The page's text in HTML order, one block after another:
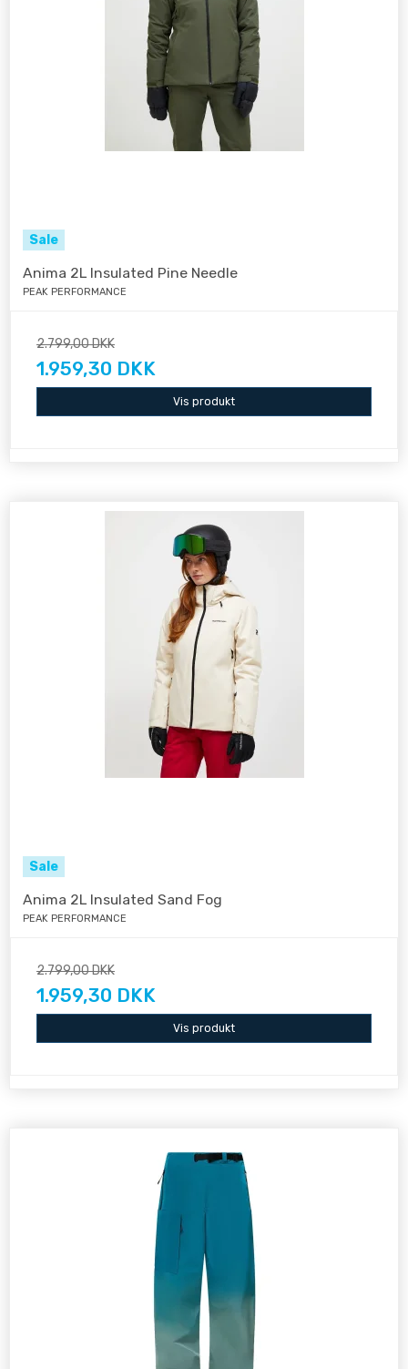
Sale
Anima 2L Insulated Pine Needle
PEAK PERFORMANCE
2.799,00 DKK
1.959,30 DKK
Vis produkt
Sale
Anima 2L Insulated Sand Fog
PEAK PERFORMANCE
2.799,00 DKK
1.959,30 DKK
Vis produkt